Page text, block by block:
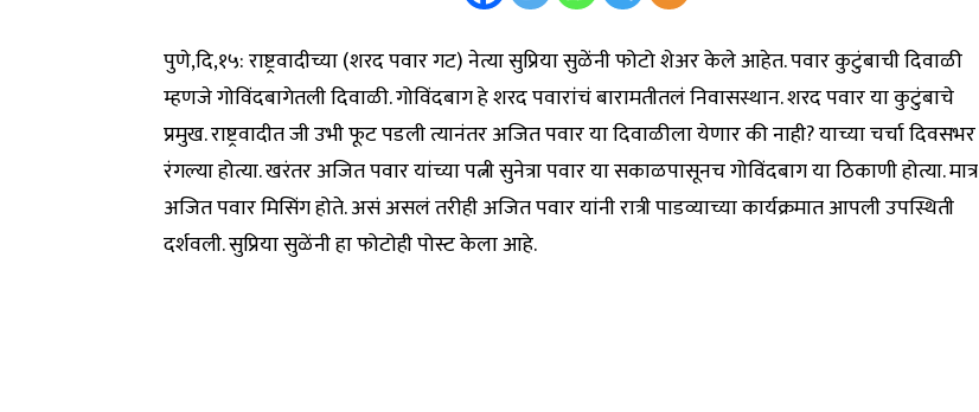
पुणे,दि,१५: राष्ट्रवादीच्या (शरद पवार गट) नेत्या सुप्रिया सुळेंनी फोटो शेअर केले आहेत. पवार कुटुंबाची दिवाळी
म्हणजे गोविंदबागेतली दिवाळी. गोविंदबाग हे शरद पवारांचं बारामतीतलं निवासस्थान. शरद पवार या कुटुंबाचे
प्रमुख. राष्ट्रवादीत जी उभी फूट पडली त्यानंतर अजित पवार या दिवाळीला येणार की नाही? याच्या चर्चा दिवसभर
रंगल्या होत्या. खरंतर अजित पवार यांच्या पत्नी सुनेत्रा पवार या सकाळपासूनच गोविंदबाग या ठिकाणी होत्या. मात्र
अजित पवार मिसिंग होते. असं असलं तरीही अजित पवार यांनी रात्री पाडव्याच्या कार्यक्रमात आपली उपस्थिती
दर्शवली. सुप्रिया सुळेंनी हा फोटोही पोस्ट केला आहे.